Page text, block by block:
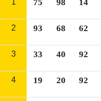
1 75 98 14
2 93 68 62
3 33 40 92
4 19 20 92